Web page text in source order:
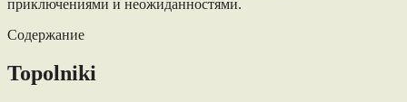
приключениями и неожиданностями.
Содержание
Topolniki